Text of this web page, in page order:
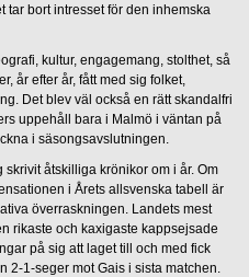
tar bort intresset för den inhemska
kultur, engagemang, stolthet, så
år efter år, fått med sig folket,
Det blev väl också en rätt skandalfri
uppehåll bara i Malmö i väntan på
i säsongsavslutningen.
åtskilliga krönikor om i år. Om
i Årets allsvenska tabell är
överraskningen. Landets mest
rikaste och kaxigaste kappsejsade
på sig att laget till och med fick
2-1-seger mot Gais i sista matchen.